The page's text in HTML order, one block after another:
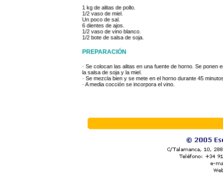
1 kg de alitas de pollo.
1/2 vaso de miel.
Un poco de sal.
6 dientes de ajos.
1/2 vaso de vino blanco.
1/2 bote de salsa de soja.
PREPARACIÓN
· Se colocan las alitas en una fuente de horno. Se ponen
la salsa de soja y la miel.
· Se mezcla bien y se mete en el horno durante 45
· A media cocción se incorpora el vino.